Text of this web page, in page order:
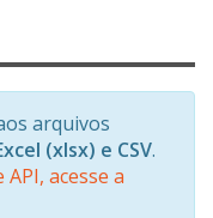
arquivos
(xlsx) e CSV.
acesse a